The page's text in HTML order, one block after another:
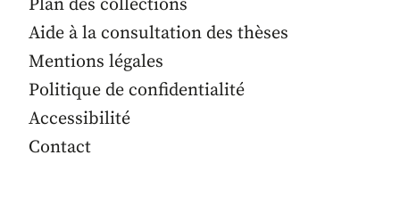
Plan des collections
Aide à la consultation des thèses
Mentions légales
Politique de confidentialité
Accessibilité
Contact